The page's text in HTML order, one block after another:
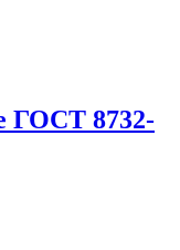
ГОСТ 8732-